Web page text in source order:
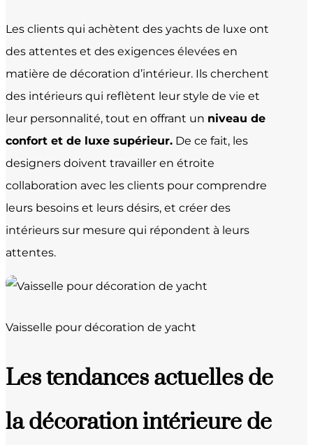
Les clients qui achètent des yachts de luxe ont
des attentes et des exigences élevées en
matière de décoration d’intérieur. Ils cherchent
des intérieurs qui reflètent leur style de vie et
leur personnalité, tout en offrant un niveau de
confort et de luxe supérieur. De ce fait, les
designers doivent travailler en étroite
collaboration avec les clients pour comprendre
leurs besoins et leurs désirs, et créer des
intérieurs sur mesure qui répondent à leurs
attentes.
Vaisselle pour décoration de yacht
Les tendances actuelles de
la décoration intérieure de